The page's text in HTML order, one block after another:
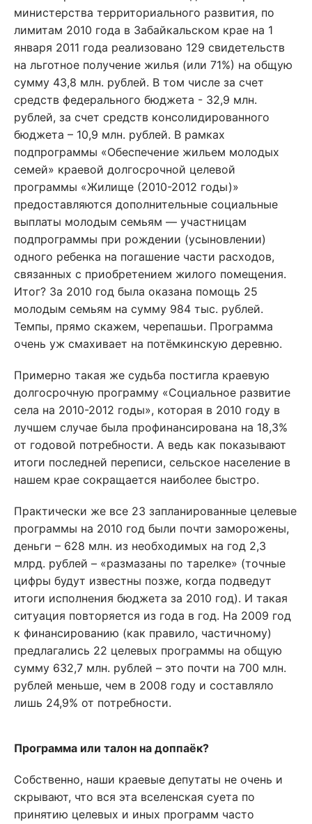
министерства территориального развития, по
лимитам 2010 года в Забайкальском крае на 1
января 2011 года реализовано 129 свидетельств
на льготное получение жилья (или 71%) на общую
сумму 43,8 млн. рублей. В том числе за счет
средств федерального бюджета - 32,9 млн.
рублей, за счет средств консолидированного
бюджета – 10,9 млн. рублей. В рамках
подпрограммы «Обеспечение жильем молодых
семей» краевой долгосрочной целевой
программы «Жилище (2010-2012 годы)»
предоставляются дополнительные социальные
выплаты молодым семьям — участницам
подпрограммы при рождении (усыновлении)
одного ребенка на погашение части расходов,
связанных с приобретением жилого помещения.
Итог? За 2010 год была оказана помощь 25
молодым семьям на сумму 984 тыс. рублей.
Темпы, прямо скажем, черепашьи. Программа
очень уж смахивает на потёмкинскую деревню.
Примерно такая же судьба постигла краевую
долгосрочную программу «Социальное развитие
села на 2010-2012 годы», которая в 2010 году в
лучшем случае была профинансирована на 18,3%
от годовой потребности. А ведь как показывают
итоги последней переписи, сельское население в
нашем крае сокращается наиболее быстро.
Практически же все 23 запланированные целевые
программы на 2010 год были почти заморожены,
деньги – 628 млн. из необходимых на год 2,3
млрд. рублей – «размазаны по тарелке» (точные
цифры будут известны позже, когда подведут
итоги исполнения бюджета за 2010 год). И такая
ситуация повторяется из года в год. На 2009 год
к финансированию (как правило, частичному)
предлагались 22 целевых программы на общую
сумму 632,7 млн. рублей – это почти на 700 млн.
рублей меньше, чем в 2008 году и составляло
лишь 24,9% от потребности.
Программа или талон на доппаёк?
Собственно, наши краевые депутаты не очень и
скрывают, что вся эта вселенская суета по
принятию целевых и иных программ часто